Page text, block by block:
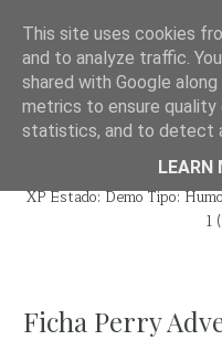
Nombre: Perry Adventur
XP Estado: Demo Tipo:
1
Ficha Perry
This site uses cookies
and to analyze traffic.
shared with Google
metrics to ensure quality
statistics, and to detect
LEARN